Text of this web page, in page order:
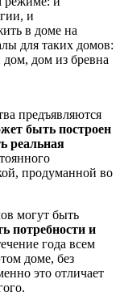
и
в доме на
для таких домов:
дом, дом из бревна
предъявляются
быть построен
реальная
продуманной во
могут быть
потребности и
года всем
доме, без
это отличает